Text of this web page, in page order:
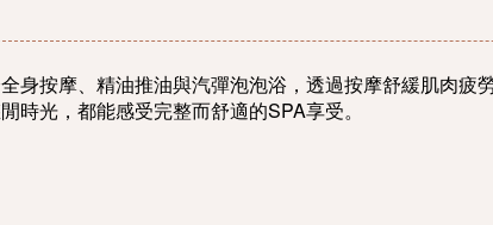
按摩、精油推油與汽彈泡泡浴，透過按摩舒緩肌肉疲
光，都能感受完整而舒適的SPA享受。